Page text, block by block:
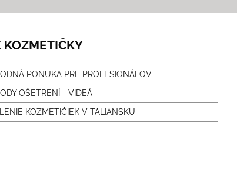
KOZMETIČKY
PONUKA PRE PROFESIONÁLOV
OŠETRENÍ - VIDEÁ
KOZMETIČIEK V TALIANSKU